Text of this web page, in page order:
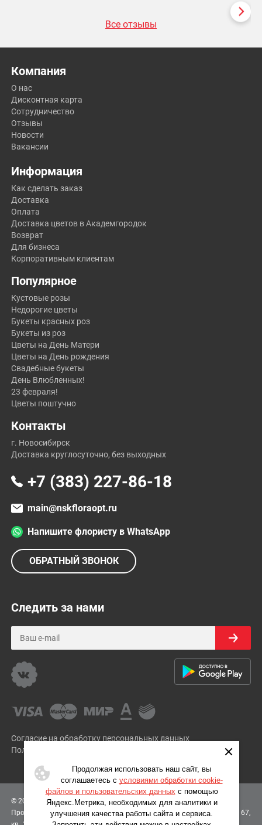
Все отзывы
Компания
О нас
Дисконтная карта
Сотрудничество
Отзывы
Новости
Вакансии
Информация
Как сделать заказ
Доставка
Оплата
Доставка цветов в Академгородок
Возврат
Для бизнеса
Корпоративным клиентам
Популярное
Кустовые розы
Недорогие цветы
Букеты красных роз
Букеты из роз
Цветы на День Матери
Цветы на День рождения
Свадебные букеты
День Влюбленных!
23 февраля!
Цветы поштучно
Контакты
г. Новосибирск
Доставка круглосуточно, без выходных
+7 (383) 227-86-18
main@nskfloraopt.ru
Напишите флористу в WhatsApp
ОБРАТНЫЙ ЗВОНОК
Следить за нами
Согласие на обработку персональных данных
Политика Конфиденциальности
© 2012-2026 «FloraОПТ»Доставка цветов в Новосибирске, ИП
Прохваткин Олег Михайлович,630102, г.Новосибирск, ул.Инская, д. 67,
Продолжая использовать наш сайт, вы
соглашаетесь с условиями обработки cookie-
файлов и пользовательских данных с помощью
Яндекс.Метрика, необходимых для аналитики и
улучшения качества работы сайта и сервиса.